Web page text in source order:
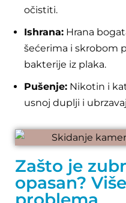
očistiti.
Ishrana: Hrana
šećerima i skrobom
bakterije iz plaka.
Pušenje: Nikotin i
usnoj duplji i
Zašto je
opasan?